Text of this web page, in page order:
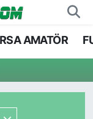
AMATÖR